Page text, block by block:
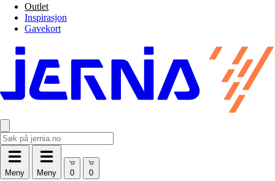
Outlet
Inspirasjon
Gavekort
Meny Meny